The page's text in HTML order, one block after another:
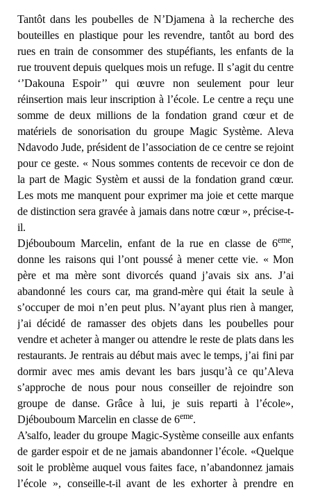
Tantôt dans les poubelles de N’Djamena à la recherche des
bouteilles en plastique pour les revendre, tantôt au bord des
rues en train de consommer des stupéfiants, les enfants de la
rue trouvent depuis quelques mois un refuge. Il s’agit du centre
‘’Dakouna Espoir’’ qui œuvre non seulement pour leur
réinsertion mais leur inscription à l’école. Le centre a reçu une
somme de deux millions de la fondation grand cœur et de
matériels de sonorisation du groupe Magic Système. Aleva
Ndavodo Jude, président de l’association de ce centre se rejoint
pour ce geste. « Nous sommes contents de recevoir ce don de
la part de Magic Systèm et aussi de la fondation grand cœur.
Les mots me manquent pour exprimer ma joie et cette marque
de distinction sera gravée à jamais dans notre cœur », précise-t-
il.
Djébouboum Marcelin, enfant de la rue en classe de 6eme,
donne les raisons qui l’ont poussé à mener cette vie. « Mon
père et ma mère sont divorcés quand j’avais six ans. J’ai
abandonné les cours car, ma grand-mère qui était la seule à
s’occuper de moi n’en peut plus. N’ayant plus rien à manger,
j’ai décidé de ramasser des objets dans les poubelles pour
vendre et acheter à manger ou attendre le reste de plats dans les
restaurants. Je rentrais au début mais avec le temps, j’ai fini par
dormir avec mes amis devant les bars jusqu’à ce qu’Aleva
s’approche de nous pour nous conseiller de rejoindre son
groupe de danse. Grâce à lui, je suis reparti à l’école»,
Djébouboum Marcelin en classe de 6eme.
A’salfo, leader du groupe Magic-Système conseille aux enfants
de garder espoir et de ne jamais abandonner l’école. «Quelque
soit le problème auquel vous faites face, n’abandonnez jamais
l’école », conseille-t-il avant de les exhorter à prendre en